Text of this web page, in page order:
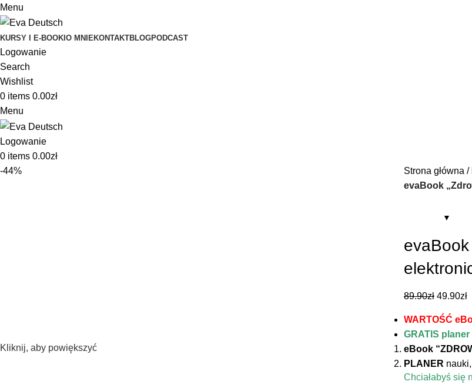
Menu
KURSY I E-BOOKI O MNIEKONTAKTBLOGPODCAST
Logowanie
Search
Wishlist
0 items 0.00zł
Menu
Logowanie
0 items 0.00zł
-44%
Kliknij, aby powiększyć
Strona główna
evaBook
89.90zł 49.90zł
WARTOŚĆ
GRATIS
eBook
PLANER
Chciałabyś się